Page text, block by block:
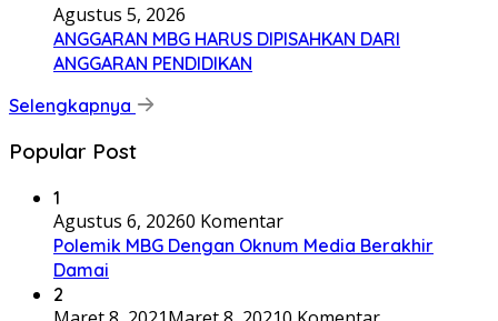
Agustus 5, 2026
ANGGARAN MBG HARUS DIPISAHKAN DARI
ANGGARAN PENDIDIKAN
Selengkapnya
Popular Post
1
Agustus 6, 20260 Komentar
Polemik MBG Dengan Oknum Media Berakhir
Damai
2